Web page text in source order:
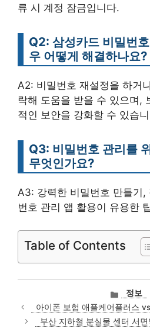
류 시 계정 잠금입니다.
Q2: 삼성카드 비밀번
우 어떻게 해결하나요?
A2: 비밀번호 재설정을 하거
락해 도움을 받을 수 있으며,
적인 보안을 강화할 수 있습
Q3: 비밀번호 관리를
무엇인가요?
A3: 강력한 비밀번호 만들기,
번호 관리 앱 활용이 유용한
Table of Contents
카
테
고
리
정보
아이폰 보험 애플케어플러스
부산 지하철 분실물 센터 서